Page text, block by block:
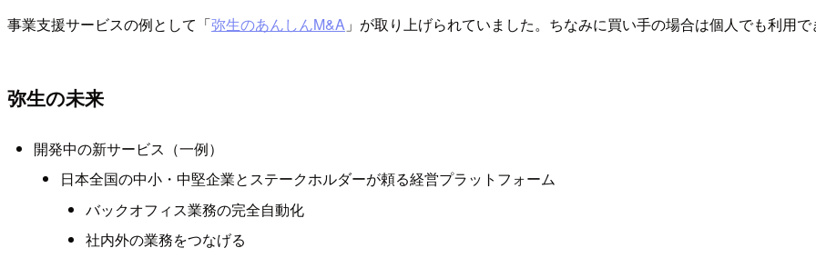
事業支援サービスの例として「弥生のあんしんM&A 」が取り上げられていました。ちなみに買い手の場合は個人でも利用で
弥生の未来
開発中の新サービス（一例）
日本全国の中小・中堅企業とステークホルダーが頼る経営プラットフォーム
バックオフィス業務の完全自動化
社内外の業務をつなげる